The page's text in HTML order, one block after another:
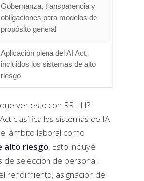
Gobernanza, transparencia y
obligaciones para modelos de
propósito general
Aplicación plena del AI Act,
incluidos los sistemas de alto
riesgo
ver esto con RRHH?
clasifica los sistemas de IA
ámbito laboral como
alto riesgo. Esto incluye
de selección de personal,
rendimiento, asignación de